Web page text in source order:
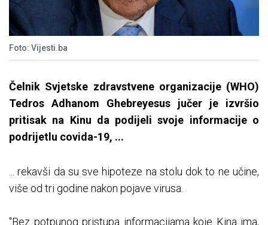
Foto: Vijesti.ba
Čelnik Svjetske zdravstvene organizacije (WHO)
Tedros Adhanom Ghebreyesus jučer je izvršio
pritisak na Kinu da podijeli svoje informacije o
podrijetlu covida-19, ...
... rekavši da su sve hipoteze na stolu dok to ne učine,
više od tri godine nakon pojave virusa.
"Bez potpunog pristupa informacijama koje Kina ima,